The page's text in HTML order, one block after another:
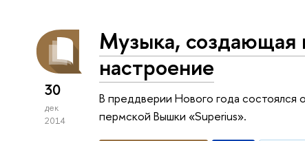
30
дек
2014
Музыка, создающая
настроение
В преддверии Нового года состоялся
пермской Вышки «Superius».